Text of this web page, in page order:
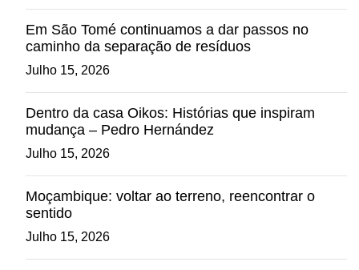
Em São Tomé continuamos a dar passos no
caminho da separação de resíduos
Julho 15, 2026
Dentro da casa Oikos: Histórias que inspiram
mudança – Pedro Hernández
Julho 15, 2026
Moçambique: voltar ao terreno, reencontrar o
sentido
Julho 15, 2026